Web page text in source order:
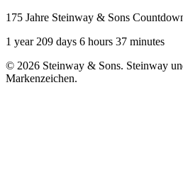
175 Jahre Steinway & Sons
1 year 209 days 6 hours 37 minutes
© 2026 Steinway & Sons. Steinway
Markenzeichen.